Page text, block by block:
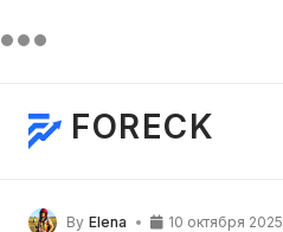
FORECK
By Elena 10 октября 2025